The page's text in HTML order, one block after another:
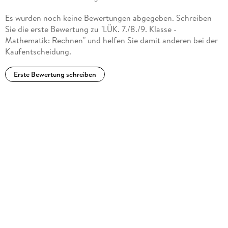
Es wurden noch keine Bewertungen abgegeben. Schreiben
Sie die erste Bewertung zu "LÜK. 7./8./9. Klasse -
Mathematik: Rechnen" und helfen Sie damit anderen bei der
Kaufentscheidung.
Erste Bewertung schreiben